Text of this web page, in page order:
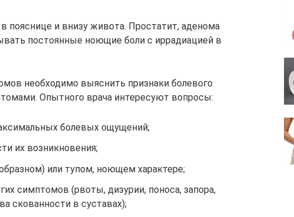
и внизу живота. Простатит, аденома
постоянные ноющие боли с иррадиацией в
необходимо выяснить признаки болевого
Опытного врача интересуют вопросы:
болевых ощущений;
их возникновения;
или тупом, ноющем характере;
симптомов (рвоты, дизурии, поноса, запора,
скованности в суставах);